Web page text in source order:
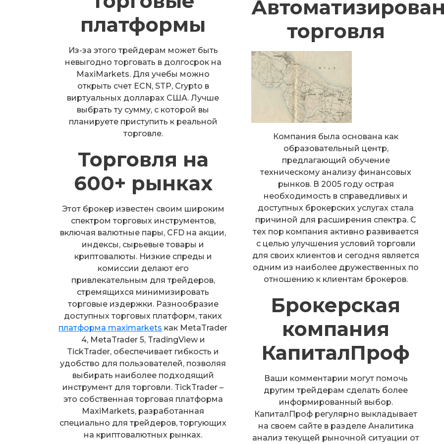
платформы
Из-за этого трейдерам может быть
невыгодно торговать в долгосрок на
MaxiMarkets. Для учебы можно
открыть счет ECN, STP, Crypto в
виртуальных долларах США. Лучше
выбрать ту сумму, с которой вы
планируете приступить к реальной
торговле.
Торговля на
600+ рынках
Этот брокер известен своим широким
спектром торговых инструментов,
включая валютные пары, CFD на акции,
индексы, сырьевые товары и
криптовалюты. Низкие спреды и
комиссии делают его
привлекательным для трейдеров,
стремящихся минимизировать
торговые издержки. Разнообразие
доступных торговых платформ, таких
платформа maximarkets как MetaTrader
4, MetaTrader 5, TradingView и
TickTrader, обеспечивает гибкость и
удобство для пользователей, позволяя
выбирать наиболее подходящий
инструмент для торговли. TickTrader –
это собственная торговая платформа
MaxiMarkets, разработанная
специально для трейдеров, торгующих
на криптовалютных рынках.
торговля
Компания была основана как
образовательный центр,
предлагающий обучение
техническому анализу финансовых
рынков. В 2005 году острая
необходимость в справедливых и
доступных брокерских услугах стала
причиной для расширения спектра. С
тех пор компания активно развивается
с целью улучшения условий торговли
для своих клиентов и сегодня является
одним из наиболее дружественных по
отношению к клиентам брокеров.
Брокерская
компания
КапиталПроф
Ваши комментарии могут помочь
другим трейдерам сделать более
информированный выбор.
КапиталПроф регулярно выкладывает
на своем сайте в разделе Аналитика
анализ текущей рыночной ситуации от